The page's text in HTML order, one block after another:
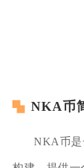
NKA币
NKA币是